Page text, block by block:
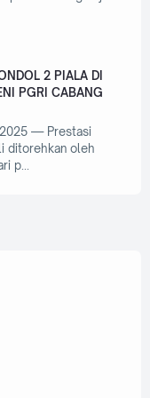
2 PIALA DI
PGRI CABANG
— Prestasi
ditorehkan oleh
p